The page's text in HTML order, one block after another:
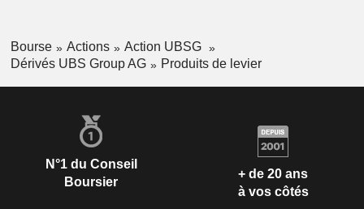
Bourse Actions
Action UBSG
Dérivés UBS Group AG
Produits de levier
N°1 du Conseil
Boursier
+ de 20 ans
à vos côtés